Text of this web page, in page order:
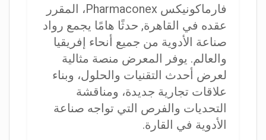
فارماكونيكس Pharmaconex، المقرر
عقده في القاهرة, حدثًا هامًا يجمع رواد
صناعة الأدوية من جميع أنحاء إفريقيا
والعالم. يوفر المعرض منصة مثالية
لعرض أحدث التقنيات والحلول، وبناء
علاقات تجارية جديدة، ومناقشة
التحديات والفرص التي تواجه صناعة
الأدوية في القارة.